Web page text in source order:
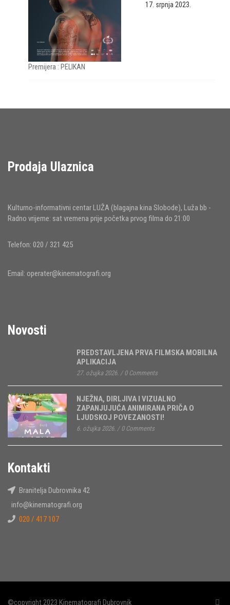
Premijera : PELIKAN
17. srpnja 2023.
Prodaja Ulaznica
Kulturno-informativni centar LUŽA (blagajna kina Slobode), Luža bb -
Radno vrijeme: sat vremena prije početka prvog filma do 21:00
Telefon: 020 / 321 425
Email: operater@kinematografi.org
Novosti
PREDSTAVLJENA PRVA FILMSKA MOBILNA
APLIKACIJA
27. ožujka 2026. / 0 Comments
NJEŽNA, DIRLJIVA I VIZUALNO
ZAPANJUJUĆA ANIMIRANA PRIČA O
LJUDSKOJ POVEZANOSTI!
6. ožujka 2026. / 0 Comments
Kontakti
Branitelja Dubrovnika 42
info@kinematografi.org
020 / 417 107
©copyright 2023 Kinematografi Dubrovnik